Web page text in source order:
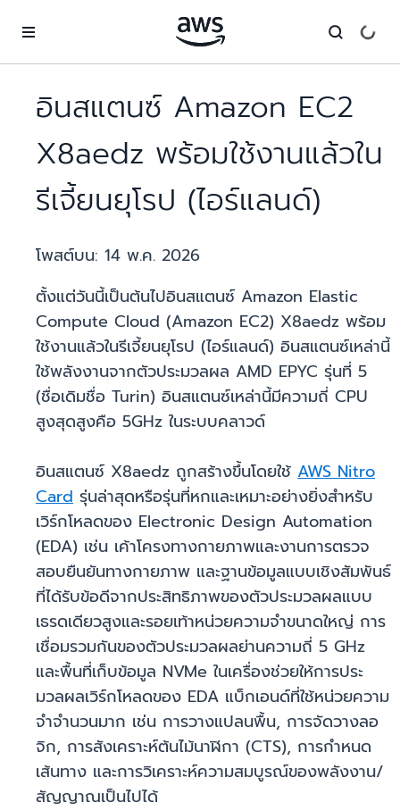
อินสแตนซ์ Amazon EC2
X8aedz พร้อมใช้งานแล้วใน
รีเจี้ยนยุโรป (ไอร์แลนด์)
โพสต์บน: 14 พ.ค. 2026
ตั้งแต่วันนี้เป็นต้นไปอินสแตนซ์ Amazon Elastic
Compute Cloud (Amazon EC2) X8aedz พร้อม
ใช้งานแล้วในรีเจี้ยนยุโรป (ไอร์แลนด์) อินสแตนซ์เหล่านี้
ใช้พลังงานจากตัวประมวลผล AMD EPYC รุ่นที่ 5
(ชื่อเดิมชื่อ Turin) อินสแตนซ์เหล่านี้มีความถี่ CPU
สูงสุดสูงคือ 5GHz ในระบบคลาวด์
อินสแตนซ์ X8aedz ถูกสร้างขึ้นโดยใช้ AWS Nitro
Card รุ่นล่าสุดหรือรุ่นที่หกและเหมาะอย่างยิ่งสำหรับ
เวิร์กโหลดของ Electronic Design Automation
(EDA) เช่น เค้าโครงทางกายภาพและงานการตรวจ
สอบยืนยันทางกายภาพ และฐานข้อมูลแบบเชิงสัมพันธ์
ที่ได้รับข้อดีจากประสิทธิภาพของตัวประมวลผลแบบ
เธรดเดียวสูงและรอยเท้าหน่วยความจำขนาดใหญ่ การ
เชื่อมรวมกันของตัวประมวลผลย่านความถี่ 5 GHz
และพื้นที่เก็บข้อมูล NVMe ในเครื่องช่วยให้การประ
มวลผลเวิร์กโหลดของ EDA แบ็กเอนด์ที่ใช้หน่วยความ
จำจำนวนมาก เช่น การวางแปลนพื้น, การจัดวางลอ
จิก, การสังเคราะห์ต้นไม้นาฬิกา (CTS), การกำหนด
เส้นทาง และการวิเคราะห์ความสมบูรณ์ของพลังงาน/
สัญญาณเป็นไปได้